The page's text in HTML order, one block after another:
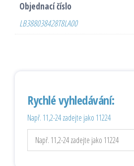
Objednací číslo
LB388038428T8LA00
Rychlé vyhledávání:
Např. 11,2-24 zadejte jako 11224